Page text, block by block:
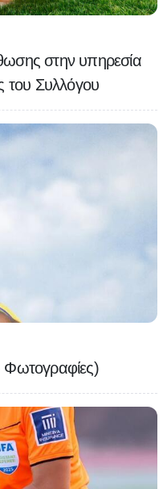
στην υπηρεσία
του Συλλόγου
Φωτογραφίες)